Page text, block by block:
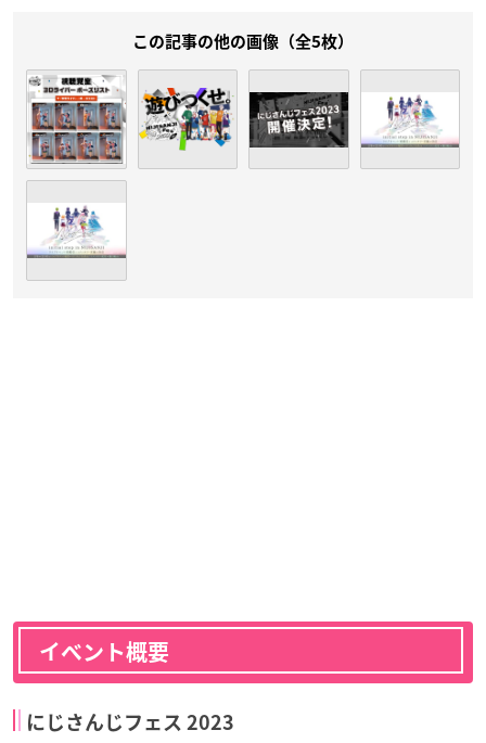
この記事の他の画像（全5枚）
イベント概要
にじさんじフェス 2023